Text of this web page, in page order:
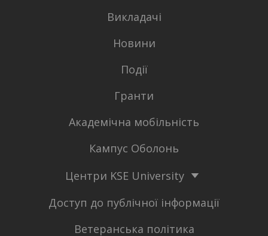
Викладачі
Новини
Події
Гранти
Академічна мобільність
Кампус Оболонь
Центри KSE University
Доступ до публічної інформації
Ветеранська політика